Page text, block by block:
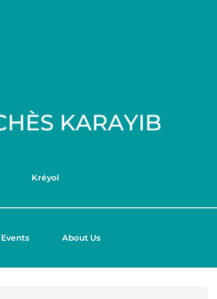
Kréyol
Events About Us